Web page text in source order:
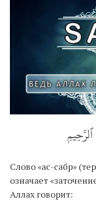
Слово «ас-сабр»
означает
Аллах говорит: